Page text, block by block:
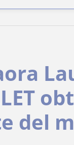
del